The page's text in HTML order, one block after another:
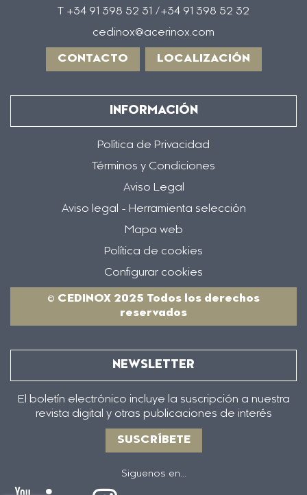
T +34 91 398 52 31 /+34 91 398 52 32
cedinox@acerinox.com
CONTACTO LOCALIZACIÓN
INFORMACIÓN
Política de Privacidad
Términos y Condiciones
Aviso Legal
Aviso legal - Herramienta selección
Mapa web
Política de cookies
Configurar cookies
© CEDINOX 2025 Todos los derechos
reservados
NEWSLETTER
El boletín electrónico incluye la suscripción a nuestra
revista digital y otras publicaciones de interés
SUSCRÍBETE
Siguenos en...